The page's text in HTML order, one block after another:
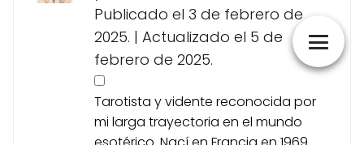
Publicado el 3 de febrero de
2025. | Actualizado el 5 de
febrero de 2025.
Tarotista y vidente reconocida por
mi larga trayectoria en el mundo